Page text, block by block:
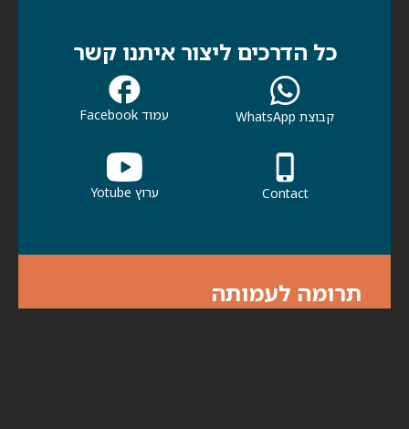
תרומה לעמותה
כל הדרכים ליצור איתנו קשר
קבוצת WhatsApp עמוד Facebook
Contact ערוץ Yotube